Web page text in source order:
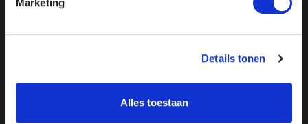
Details tonen
Alles toestaan